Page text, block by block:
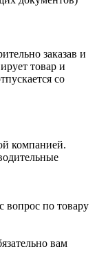
заказав и
товар и
со
компанией.
вопрос по товару
вам